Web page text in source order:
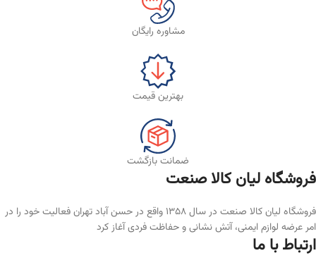
مشاوره رایگان
بهترین قیمت
ضمانت بازگشت
فروشگاه لیان‌ کالا صنعت
فروشگاه لیان کالا صنعت در سال ۱۳۵۸ واقع در حسن آباد تهران فعالیت خود را در
امر عرضه لوازم ایمنی، آتش نشانی و حفاظت فردی آغاز کرد
ارتباط با ما